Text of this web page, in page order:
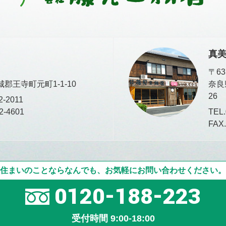
郡王寺町元町1-1-10
2011
4601
真
〒
奈
26
TEL.
住まいのことならなんでも、お気軽にお問い合わせください。
0120-188-223
受付時間 9:00-18:00